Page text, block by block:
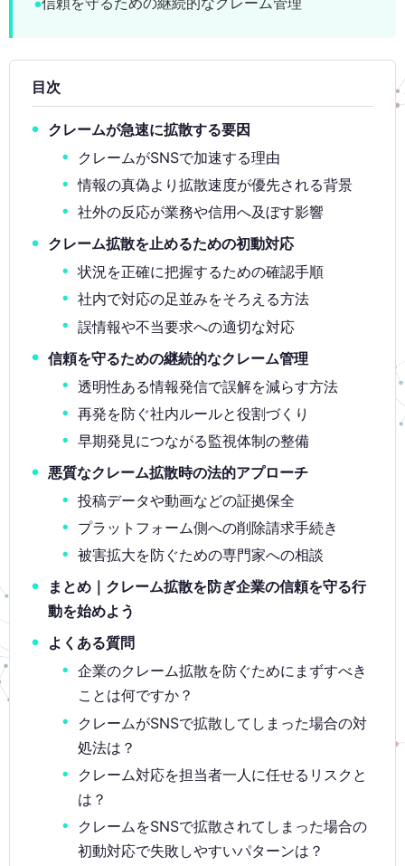
目次
クレームが急速に拡散する要因
クレームがSNSで加速する理由
情報の真偽より拡散速度が優先される背景
社外の反応が業務や信用へ及ぼす影響
クレーム拡散を止めるための初動対応
状況を正確に把握するための確認手順
社内で対応の足並みをそろえる方法
誤情報や不当要求への適切な対応
信頼を守るための継続的なクレーム管理
透明性ある情報発信で誤解を減らす方法
再発を防ぐ社内ルールと役割づくり
早期発見につながる監視体制の整備
悪質なクレーム拡散時の法的アプローチ
投稿データや動画などの証拠保全
プラットフォーム側への削除請求手続き
被害拡大を防ぐための専門家への相談
まとめ｜クレーム拡散を防ぎ企業の信頼を守る行
動を始めよう
よくある質問
企業のクレーム拡散を防ぐためにまずすべき
ことは何ですか？
クレームがSNSで拡散してしまった場合の対
処法は？
クレーム対応を担当者一人に任せるリスクと
は？
クレームをSNSで拡散されてしまった場合の
初動対応で失敗しやすいパターンは？